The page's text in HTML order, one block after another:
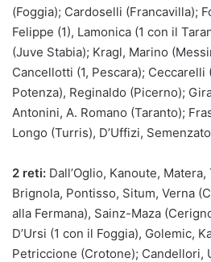
(Foggia); Cardoselli (Francavilla);
Felippe (1), Lamonica (1 con il
(Juve Stabia); Kragl, Marino
Cancellotti (1, Pescara); Ceccarelli
Potenza), Reginaldo (Picerno);
Antonini, A. Romano (Taranto);
Longo (Turris), D’Uffizi,
2 reti: Dall’Oglio, Kanoute,
Brignola, Pontisso, Situm, Verna
alla Fermana), Sainz-Maza
D’Ursi (1 con il Foggia), Golemic,
Petriccione (Crotone); Candellori,